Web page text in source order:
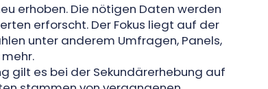
erhoben. Die nötigen Daten werden
erforscht. Der Fokus liegt auf der
unter anderem Umfragen, Panels,
gilt es bei der Sekundärerhebung auf